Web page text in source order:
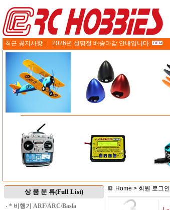
최근 공지사항 : 2026년 설명절 배송마감 안내입니다.
상 품 분 류(Full List)
· * 비행기 ARF/ARC/Basla
Home > 회원 로그인